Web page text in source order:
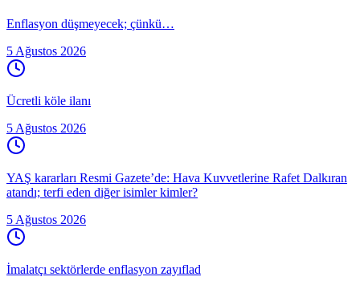
Enflasyon düşmeyecek; çünkü…
5 Ağustos 2026
Ücretli köle ilanı
5 Ağustos 2026
YAŞ kararları Resmi Gazete’de: Hava Kuvvetlerine Rafet Dalkıran
atandı; terfi eden diğer isimler kimler?
5 Ağustos 2026
İmalatçı sektörlerde enflasyon zayıflad